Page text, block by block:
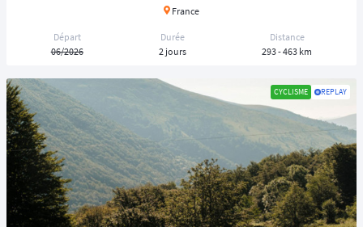
France
Départ
06/2026
Durée
2 jours
Distance
293 - 463 km
CYCLISME REPLAY